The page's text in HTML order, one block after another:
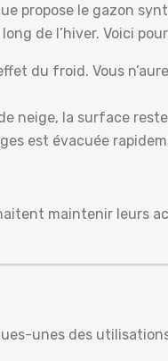
propose le gazon
de l’hiver. Voici
du froid. Vous
neige, la surface
est évacuée
maintenir leurs
unes des